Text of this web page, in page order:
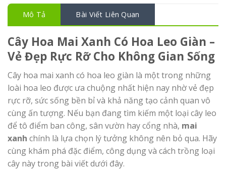
Mô Tả Bài Viết Liên Quan
Cây Hoa Mai Xanh Có Hoa Leo Giàn –
Vẻ Đẹp Rực Rỡ Cho Không Gian Sống
Cây hoa mai xanh có hoa leo giàn là một trong những
loài hoa leo được ưa chuộng nhất hiện nay nhờ vẻ đẹp
rực rỡ, sức sống bền bỉ và khả năng tạo cảnh quan vô
cùng ấn tượng. Nếu bạn đang tìm kiếm một loại cây leo
để tô điểm ban công, sân vườn hay cổng nhà, mai
xanh chính là lựa chọn lý tưởng không nên bỏ qua. Hãy
cùng khám phá đặc điểm, công dụng và cách trồng loại
cây này trong bài viết dưới đây.